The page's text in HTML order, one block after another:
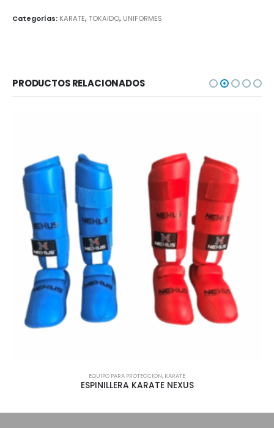
Categorías: KARATE,TOKAIDO, UNIFORMES
PRODUCTOS RELACIONADOS
EQUIPO PARA PROTECCION, KARATE
ESPINILLERA KARATE NEXUS